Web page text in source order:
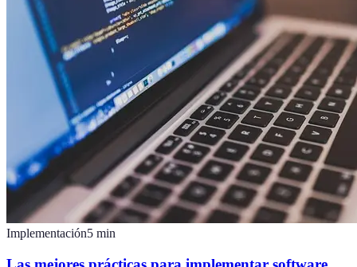
Implementación5 min